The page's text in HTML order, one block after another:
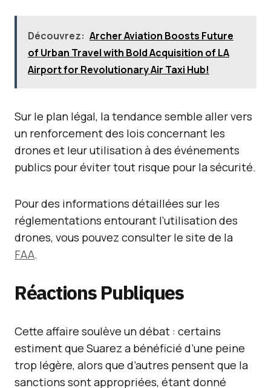
Découvrez: Archer Aviation Boosts Future
of Urban Travel with Bold Acquisition of LA
Airport for Revolutionary Air Taxi Hub!
Sur le plan légal, la tendance semble aller vers
un renforcement des lois concernant les
drones et leur utilisation à des événements
publics pour éviter tout risque pour la sécurité.
Pour des informations détaillées sur les
réglementations entourant l’utilisation des
drones, vous pouvez consulter le site de la
FAA.
Réactions Publiques
Cette affaire soulève un débat : certains
estiment que Suarez a bénéficié d’une peine
trop légère, alors que d’autres pensent que la
sanctions sont appropriées, étant donné